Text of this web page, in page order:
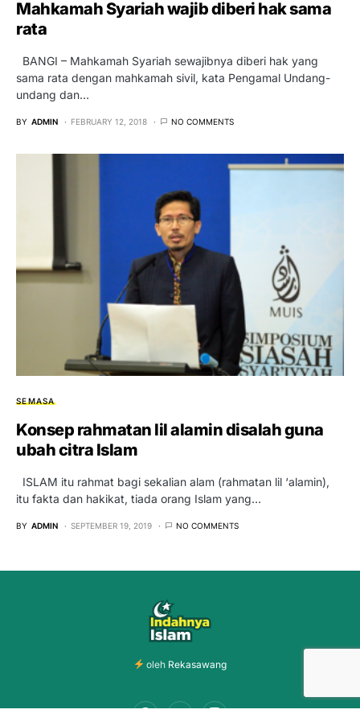
Mahkamah Syariah wajib diberi hak sama
rata
BANGI – Mahkamah Syariah sewajibnya diberi hak yang
sama rata dengan mahkamah sivil, kata Pengamal Undang-
undang dan…
BY ADMIN FEBRUARY 12, 2018 NO COMMENTS
SEMASA
Konsep rahmatan lil alamin disalah guna
ubah citra Islam
ISLAM itu rahmat bagi sekalian alam (rahmatan lil ‘alamin),
itu fakta dan hakikat, tiada orang Islam yang…
BY ADMIN SEPTEMBER 19, 2019 NO COMMENTS
oleh Rekasawang